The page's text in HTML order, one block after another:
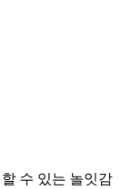
수 있는 놀잇감